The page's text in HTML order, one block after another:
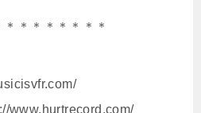
＊＊＊＊＊＊＊
www.hurtrecord.com/